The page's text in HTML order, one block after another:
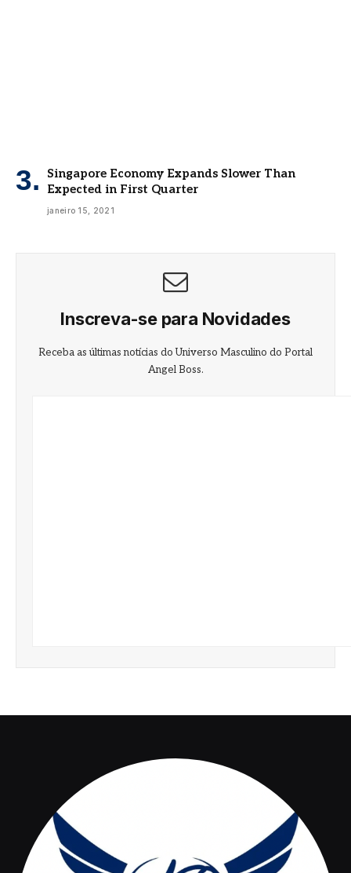
Singapore Economy Expands Slower Than
Expected in First Quarter
janeiro 15, 2021
Inscreva-se para Novidades
Receba as últimas notícias do Universo Masculino do Portal
Angel Boss.